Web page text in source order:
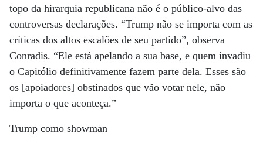
topo da hirarquia republicana não é o público-alvo das
controversas declarações. “Trump não se importa com as
críticas dos altos escalões de seu partido”, observa
Conradis. “Ele está apelando a sua base, e quem invadiu
o Capitólio definitivamente fazem parte dela. Esses são
os [apoiadores] obstinados que vão votar nele, não
importa o que aconteça.”
Trump como showman